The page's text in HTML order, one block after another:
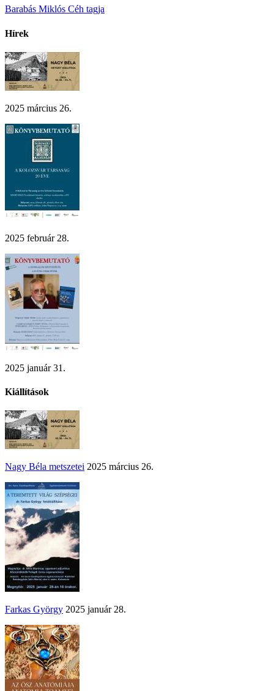
Barabás Miklós Céh tagja
Hírek
2025 március 26.
2025 február 28.
2025 január 31.
Kiállítások
Nagy Béla metszetei 2025 március 26.
Farkas György 2025 január 28.